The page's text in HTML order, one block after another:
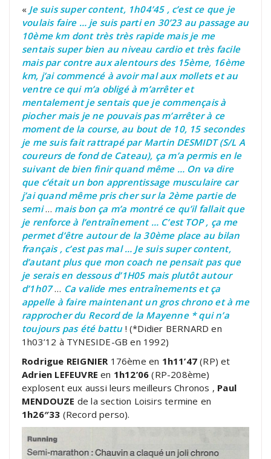
« Je suis super content, 1h04’45 , c’est ce que je
voulais faire … je suis parti en 30’23 au passage au
10ème km dont très très rapide mais je me
sentais super bien au niveau cardio et très facile
mais par contre aux alentours des 15ème, 16ème
km, j’ai commencé à avoir mal aux mollets et au
ventre ce qui m’a obligé à m’arrêter et
mentalement je sentais que je commençais à
piocher mais je ne pouvais pas m’arrêter à ce
moment de la course, au bout de 10, 15 secondes
je me suis fait rattrapé par Martin DESMIDT (S/L A
coureurs de fond de Cateau), ça m’a permis en le
suivant de bien finir quand même … On va dire
que c’était un bon apprentissage musculaire car
j’ai quand même pris cher sur la 2ème partie de
semi… mais bon ça m’a montré ce qu’il fallait que
je renforce à l’entraînement … C’est TOP , ça me
permet d’être autour de la 30ème place au bilan
français , c’est pas mal … Je suis super content,
d’autant plus que mon coach ne pensait pas que
je serais en dessous d’1H05 mais plutôt autour
d’1h07… Ca valide mes entraînements et ça
appelle à faire maintenant un gros chrono et à me
rapprocher du Record de la Mayenne * qui n’a
toujours pas été battu! (*Didier BERNARD en
1h03’12 à TYNESIDE-GB en 1992)
Rodrigue REIGNIER176ème en 1h11’47 (RP) et
Adrien LEFEUVRE en 1h12’06 (RP-208ème)
explosent eux aussi leurs meilleurs Chronos , Paul
MENDOUZE de la section Loisirs termine en
1h26″33 (Record perso).